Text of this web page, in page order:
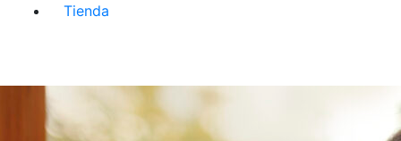
Tienda